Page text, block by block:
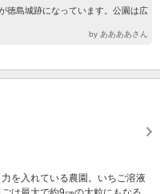
徳島城跡になっています。公園は広
by ああああさん
を入れている農園。いちご溶液